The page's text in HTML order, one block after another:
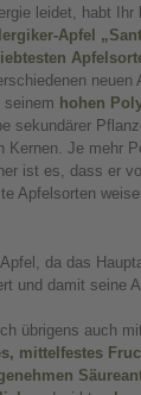
leidet, habt
Apfel
neuen
hohen
sekundärer
Kernen. Je mehr
ist es, dass er
Apfelsorten
da das
und damit seine
übrigens auch
mittelfestes